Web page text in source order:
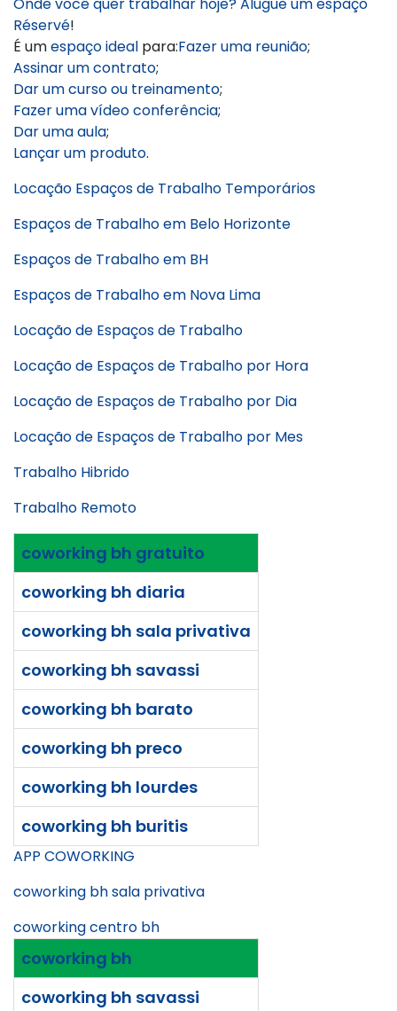
Onde você quer trabalhar hoje?Alugue um espaço
Réservé!
É umespaço ideal para:Fazer uma reunião;
Assinar um contrato;
Dar um curso ou treinamento;
Fazer uma vídeo conferência;
Dar uma aula;
Lançar um produto.
Locação Espaços de Trabalho Temporários
Espaços de Trabalho em Belo Horizonte
Espaços de Trabalho em BH
Espaços de Trabalho em Nova Lima
Locação de Espaços de Trabalho
Locação de Espaços de Trabalho por Hora
Locação de Espaços de Trabalho por Dia
Locação de Espaços de Trabalho por Mes
Trabalho Hibrido
Trabalho Remoto
coworking bh gratuito
coworking bh diaria
coworking bh sala privativa
coworking bh savassi
coworking bh barato
coworking bh preco
coworking bh lourdes
coworking bh buritis
APP COWORKING
coworking bh sala privativa
coworking centro bh
coworking bh
coworking bh savassi